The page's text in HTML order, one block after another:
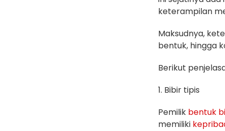
keterampilan
Maksudnya,
bentuk, hingga
Berikut
1. Bibir tipis
Pemilik bentuk
memiliki